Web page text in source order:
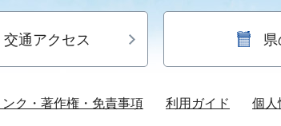
通アクセス
ンク・著作権・免責事項 利用ガイド 個人